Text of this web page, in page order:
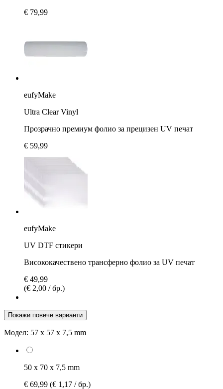
€ 79,99
eufyMake
Ultra Clear Vinyl
Прозрачно премиум фолио за прецизен UV печат
€ 59,99
eufyMake
UV DTF стикери
Висококачествено трансферно фолио за UV печат
€ 49,99
(€ 2,00 / бр.)
Покажи повече варианти
Модел: 57 x 57 x 7,5 mm
50 x 70 x 7,5 mm
€ 69,99 (€ 1,17 / бр.)